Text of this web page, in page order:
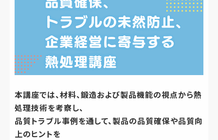
本講座では、材料、鍛造および製品機能の視点から熱
処理技術を考察し、
品質トラブル事例を通して、製品の品質確保や品質向
上のヒントを